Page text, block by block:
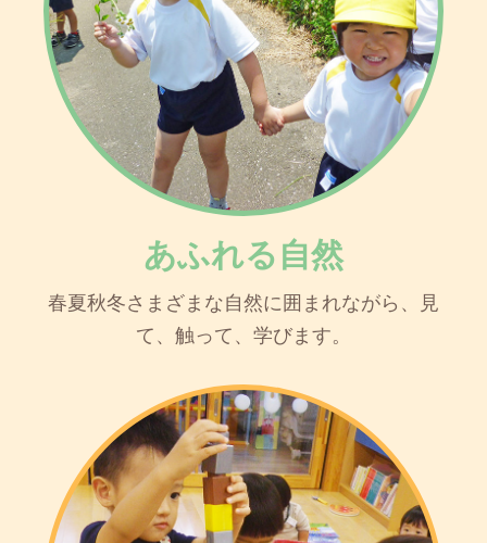
あふれる自然
春夏秋冬さまざまな自然に囲まれながら、見
て、触って、学びます。